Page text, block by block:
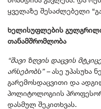
ყველაზე შესაძლებელი
ხელისუფლების
თანამშრომლობა
“შავი ზღვის დაცვის
არსებობს” –ასე უპასუხა
გარემოსდაცვითი და
პოლიტოლოგიის
დასმულ შეკითხვას.